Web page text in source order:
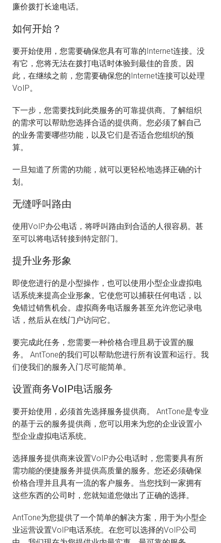
廉价拨打长途电话。
如何开始？
要开始使用，您需要确保您具有可靠的Internet连接。没
有它，您将无法在拨打电话时体验到最佳的音质。因
此，在继续之前，您需要确保您的Internet连接可以处理
VoIP。
下一步，您需要找到此类服务的可靠提供商。了解组织
的需求可以帮助您选择合适的提供商。您必须了解自己
的业务需要哪些功能，以及它们是否适合您组织的预
算。
一旦知道了所需的功能，就可以更轻松地选择正确的计
划。
无缝呼叫路由
使用VoIP办公电话，将呼叫路由到合适的人很容易。甚
至可以将电话转接到特定部门。
提升业务形象
即使您进行的是小型操作，也可以使用小型企业虚拟电
话系统来提高企业形象。它使您可以捕获任何电话，以
免错过销售机会。虚拟商务电话服务甚至允许您记录电
话，然后从在线门户访问它。
要完成此任务，您需要一种价格合理且易于设置的服
务。 AntTone的我们可以帮助您进行所有设置和运行。我
们使我们的服务入门尽可能简单。
设置商务VoIP电话服务
要开始使用，必须首先选择服务提供商。 AntTone是专业
的基于云的服务提供商，您可以用来为您的企业设置小
型企业虚拟电话系统。
选择服务提供商来设置VoIP办公电话时，您需要具有所
需功能的便捷服务并提供高质量的服务。您还必须确保
价格合理并且具有一流的客户服务。当您找到一家拥有
这些东西的公司时，您就知道您做出了正确的选择。
AntTone为您提供了一个简单的解决方案，用于为小型企
业运营设置VoIP电话系统。在您可以选择的VoIP公司